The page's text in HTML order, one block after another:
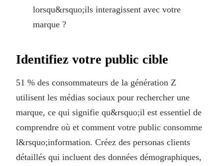
lorsqu&rsquo;ils interagissent avec votre
marque ?
Identifiez votre public cible
51 % des consommateurs de la génération Z
utilisent les médias sociaux pour rechercher une
marque, ce qui signifie qu&rsquo;il est essentiel de
comprendre où et comment votre public consomme
l&rsquo;information. Créez des personas clients
détaillés qui incluent des données démographiques,